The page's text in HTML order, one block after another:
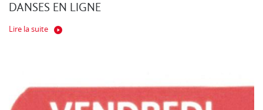
DANSES EN LIGNE
Lire la suite